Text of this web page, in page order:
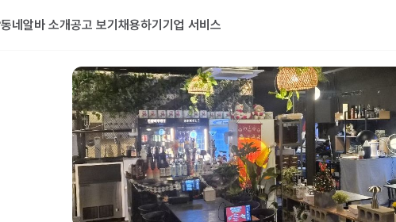
동네알바 소개공고 보기 채용하기 기업 서비스